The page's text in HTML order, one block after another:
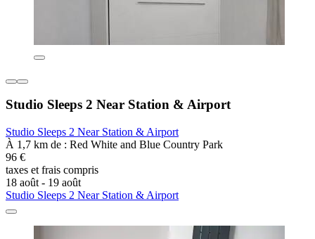
Studio Sleeps 2 Near Station & Airport
Studio Sleeps 2 Near Station & Airport
À 1,7 km de : Red White and Blue Country Park
96 €
taxes et frais compris
18 août - 19 août
Studio Sleeps 2 Near Station & Airport